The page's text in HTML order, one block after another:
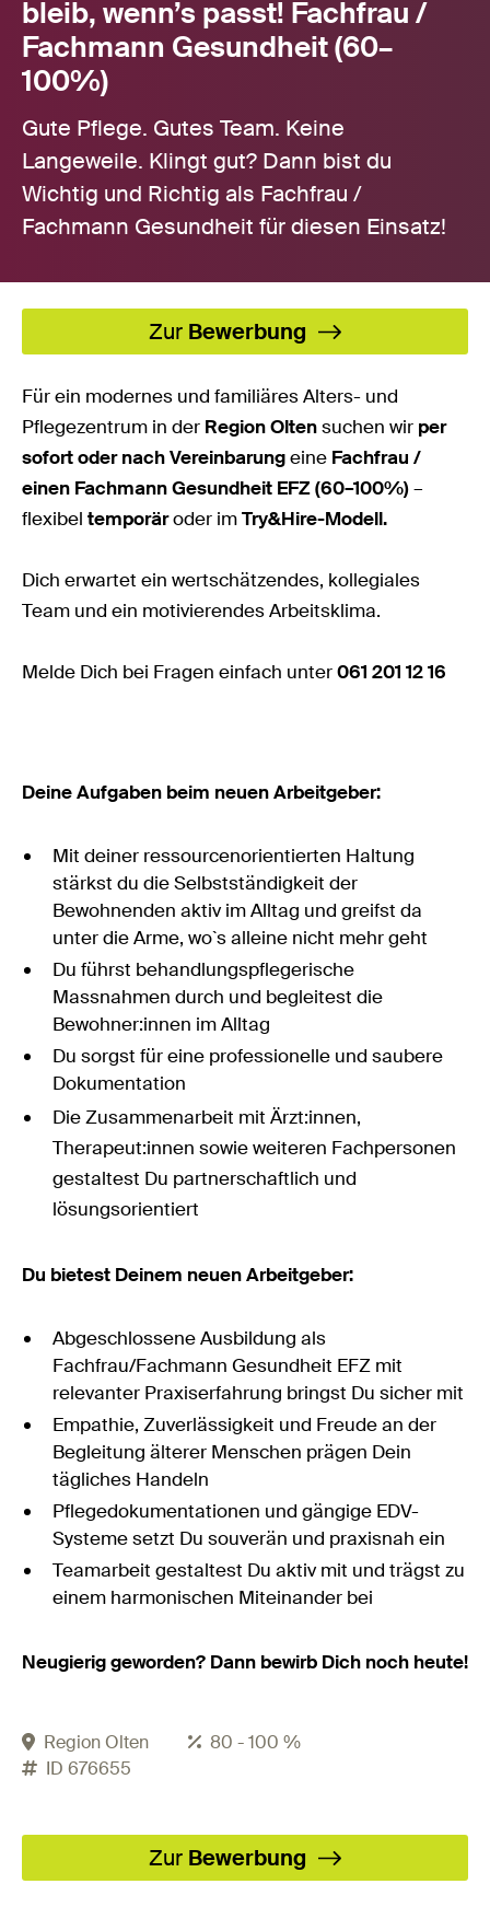
bleib, wenn’s passt! Fachfrau /
Fachmann Gesundheit (60–
100%)
Gute Pflege. Gutes Team. Keine
Langeweile. Klingt gut? Dann bist du
Wichtig und Richtig als Fachfrau /
Fachmann Gesundheit für diesen Einsatz!
Zur Bewerbung
Für ein modernes und familiäres Alters- und
Pflegezentrum in der Region Oltensuchen wir per
sofort oder nach Vereinbarungeine Fachfrau /
einen Fachmann Gesundheit EFZ (60–100%)–
flexibel temporäroder imTry&Hire-Modell.
Dich erwartet ein wertschätzendes, kollegiales
Team und ein motivierendes Arbeitsklima.
Melde Dich bei Fragen einfach unter061 201 12 16
Deine Aufgaben beim neuen Arbeitgeber:
Mit deiner ressourcenorientierten Haltung
stärkst du die Selbstständigkeit der
Bewohnenden aktiv im Alltag und greifst da
unter die Arme, wo`s alleine nicht mehr geht
Du führst behandlungspflegerische
Massnahmen durch und begleitest die
Bewohner:innen im Alltag
Du sorgst für eine professionelle und saubere
Dokumentation
Die Zusammenarbeit mit Ärzt:innen,
Therapeut:innen sowie weiteren Fachpersonen
gestaltest Du partnerschaftlich und
lösungsorientiert
Du bietest Deinem neuen Arbeitgeber:
Abgeschlossene Ausbildung als
Fachfrau/Fachmann Gesundheit EFZ mit
relevanter Praxiserfahrung bringst Du sicher mit
Empathie, Zuverlässigkeit und Freude an der
Begleitung älterer Menschen prägen Dein
tägliches Handeln
Pflegedokumentationen und gängige EDV-
Systeme setzt Du souverän und praxisnah ein
Teamarbeit gestaltest Du aktiv mit und trägst zu
einem harmonischen Miteinander bei
Neugierig geworden? Dann bewirb Dich noch heute!
Region Olten
80 - 100 %
ID 676655
Zur Bewerbung
Facebook
X LinkedIn
XING